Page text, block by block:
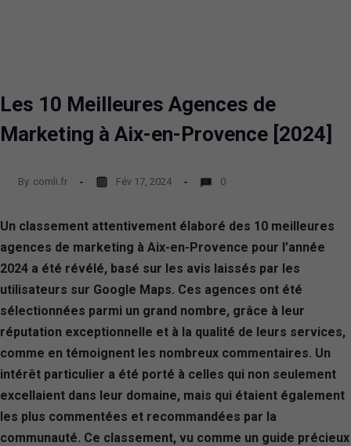
Les 10 Meilleures Agences de
Marketing à Aix-en-Provence [2024]
By comli.fr Fév 17, 2024 0
Un classement attentivement élaboré des 10 meilleures
agences de marketing à Aix-en-Provence pour l’année
2024 a été révélé, basé sur les avis laissés par les
utilisateurs sur Google Maps. Ces agences ont été
sélectionnées parmi un grand nombre, grâce à leur
réputation exceptionnelle et à la qualité de leurs services,
comme en témoignent les nombreux commentaires. Un
intérêt particulier a été porté à celles qui non seulement
excellaient dans leur domaine, mais qui étaient également
les plus commentées et recommandées par la
communauté. Ce classement, vu comme un guide précieux